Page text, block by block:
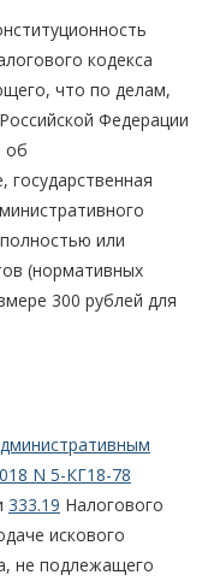
кодекса
что по делам,
Федерации
об
государственная
или
(нормативных
300 рублей для
N 5-КГ18-78
333.19 Налогового
искового
не подлежащего